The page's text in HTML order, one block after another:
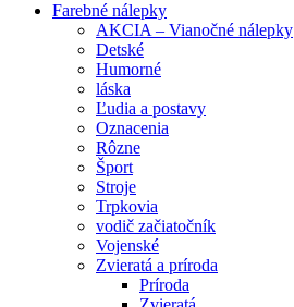
Farebné nálepky
AKCIA – Vianočné nálepky
Detské
Humorné
láska
Ľudia a postavy
Oznacenia
Rôzne
Šport
Stroje
Trpkovia
vodič začiatočník
Vojenské
Zvieratá a príroda
Príroda